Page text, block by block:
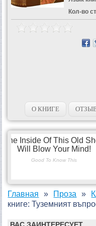
Кол-во
О КНИГЕ
Главная Проза
книге: Туземният